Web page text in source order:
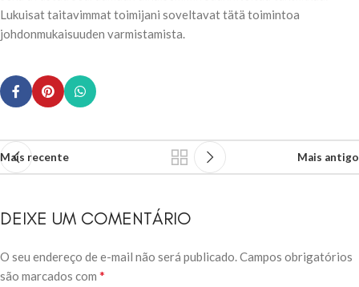
Lukuisat taitavimmat toimijani soveltavat tätä toimintoa
johdonmukaisuuden varmistamista.
Mais recente Mais antigo
DEIXE UM COMENTÁRIO
O seu endereço de e-mail não será publicado.Campos obrigatórios
são marcados com *